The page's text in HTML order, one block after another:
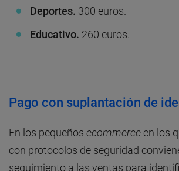
Deportes. 300 euros.
Educativo. 260 euros.
Pago con suplantación de
En los pequeños ecommerce en los
con protocolos de seguridad
seguimiento a las ventas para